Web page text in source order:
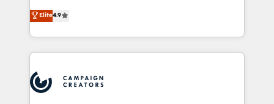
transformation process A methodology designed to
implement HubSpot effectively and optimize your
record of business transformation, our growth-first
approach has helped brands dominate their
technologies and automating their marketing and
sales processes to generate growth. Our offer spans
from Strategy to Operations. We specialize in CRM
onboarding and implementation, web design, sales
extensive experience working with tech companies
and manufacturers since 2002, we are committed to
Elite4.9